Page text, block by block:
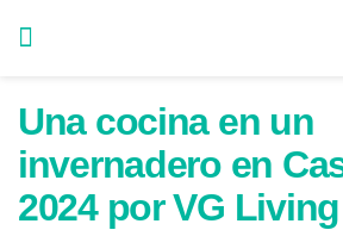
Una cocina en un
invernadero en
2024 por VG Living